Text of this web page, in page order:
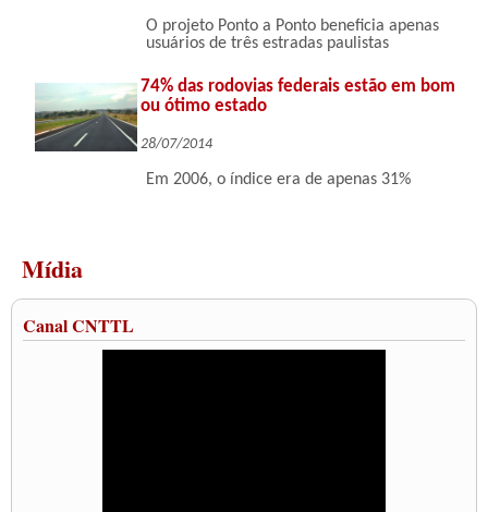
O projeto Ponto a Ponto beneficia apenas
usuários de três estradas paulistas
74% das rodovias federais estão em bom
ou ótimo estado
28/07/2014
Em 2006, o índice era de apenas 31%
Mídia
Canal CNTTL